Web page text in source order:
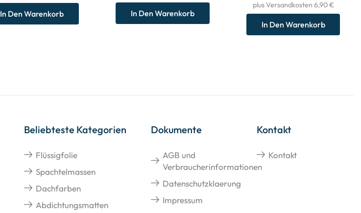
In Den Warenkorb In Den Warenkorb
plus Versandkosten 6,90 €
In Den Warenkorb
Beliebteste Kategorien
Flüssigfolie
Spachtelmassen
Dachfarben
Abdichtungsmatten
Dokumente
AGB und
Verbraucherinformationen
Datenschutzklaerung
Impressum
Kontakt
Kontakt